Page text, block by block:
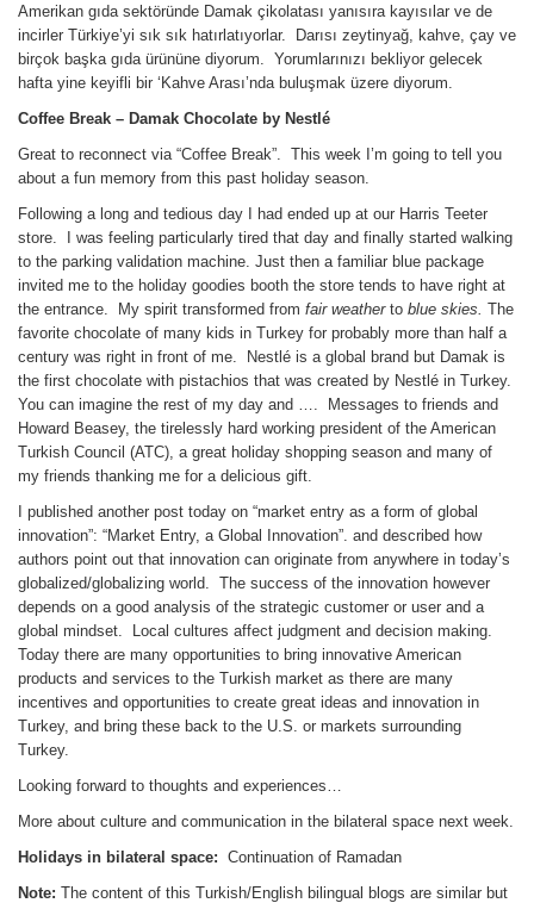
Amerikan gıda sektöründe Damak çikolatası yanısıra kayısılar ve de
incirler Türkiye’yi sık sık hatırlatıyorlar. Darısı zeytinyağ, kahve, çay ve
birçok başka gıda ürününe diyorum. Yorumlarınızı bekliyor gelecek
hafta yine keyifli bir ‘Kahve Arası’nda buluşmak üzere diyorum.
Coffee Break – Damak Chocolate by Nestlé
Great to reconnect via “Coffee Break”. This week I’m going to tell you
about a fun memory from this past holiday season.
Following a long and tedious day I had ended up at our Harris Teeter
store. I was feeling particularly tired that day and finally started walking
to the parking validation machine. Just then a familiar blue package
invited me to the holiday goodies booth the store tends to have right at
the entrance. My spirit transformed from fair weather to blue skies. The
favorite chocolate of many kids in Turkey for probably more than half a
century was right in front of me. Nestlé is a global brand but Damak is
the first chocolate with pistachios that was created by Nestlé in Turkey.
You can imagine the rest of my day and …. Messages to friends and
Howard Beasey, the tirelessly hard working president of the American
Turkish Council (ATC), a great holiday shopping season and many of
my friends thanking me for a delicious gift.
I published another post today on “market entry as a form of global
innovation”: “Market Entry, a Global Innovation”. and described how
authors point out that innovation can originate from anywhere in today’s
globalized/globalizing world. The success of the innovation however
depends on a good analysis of the strategic customer or user and a
global mindset. Local cultures affect judgment and decision making.
Today there are many opportunities to bring innovative American
products and services to the Turkish market as there are many
incentives and opportunities to create great ideas and innovation in
Turkey, and bring these back to the U.S. or markets surrounding
Turkey.
Looking forward to thoughts and experiences…
More about culture and communication in the bilateral space next week.
Holidays in bilateral space: Continuation of Ramadan
Note: The content of this Turkish/English bilingual blogs are similar but